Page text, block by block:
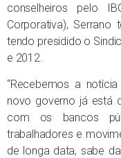
conselheiros pelo
Corporativa), Serrano
tendo presidido o
e 2012.
“Recebemos a
novo governo já está
com os bancos
trabalhadores e
de longa data, sabe